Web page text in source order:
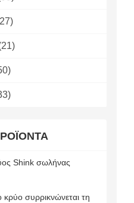
Shink σωλήνας
συρρικνώνεται τη